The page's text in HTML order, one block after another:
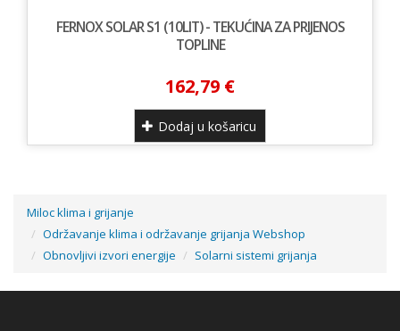
FERNOX SOLAR S1 (10LIT) - TEKUĆINA ZA PRIJENOS
TOPLINE
162,79 €
Dodaj u košaricu
Miloc klima i grijanje
Održavanje klima i održavanje grijanja Webshop
Obnovljivi izvori energije
Solarni sistemi grijanja